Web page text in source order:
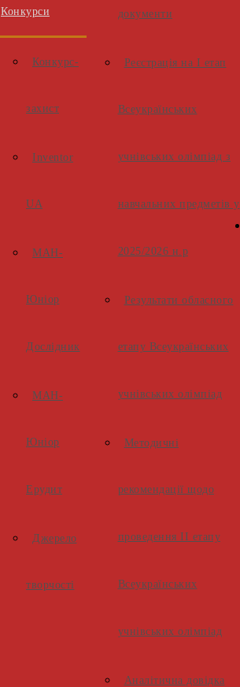
Конкурси
Конкурс-
захист
Inventor
UA
МАН-
Юніор
Дослідник
МАН-
Юніор
Ерудит
Джерело
творчості
документи
Реєстрація на І етап
Всеукраїнських
учнівських олімпіад з
навчальних предметів у
2025/2026 н.р
Результати обласного
етапу Всеукраїнських
учнівських олімпіад
Методичні
рекомендації щодо
проведення ІІ етапу
Всеукраїнських
учнівських олімпіад
Аналітична довідка